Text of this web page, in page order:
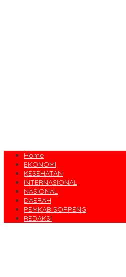
Home
EKONOMI
KESEHATAN
INTERNASIONAL
NASIONAL
DAERAH
PEMKAB SOPPENG
REDAKSI